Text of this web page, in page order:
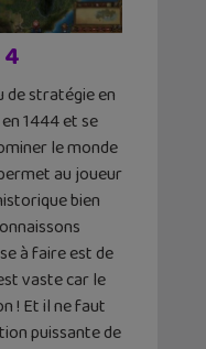
de stratégie en
1444 et se
le monde
au joueur
bien
à faire est de
vaste car le
! Et il ne faut
puissante de